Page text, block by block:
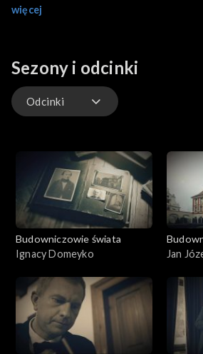
metodą Czochralskiego, będącej
więcej
Sezony i odcinki
Odcinki
Budowniczowie świata
Ignacy Domeyko
Jan